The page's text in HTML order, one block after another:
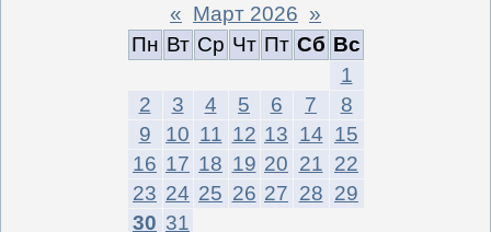
« Март 2026 »
Пн Вт Ср Чт Пт Сб Вс
1
2
3 4 5 6 7
8
9
10 11 12 13 14 15
16 17 18 19 20 21 22
23 24 25 26 27 28 29
30 31